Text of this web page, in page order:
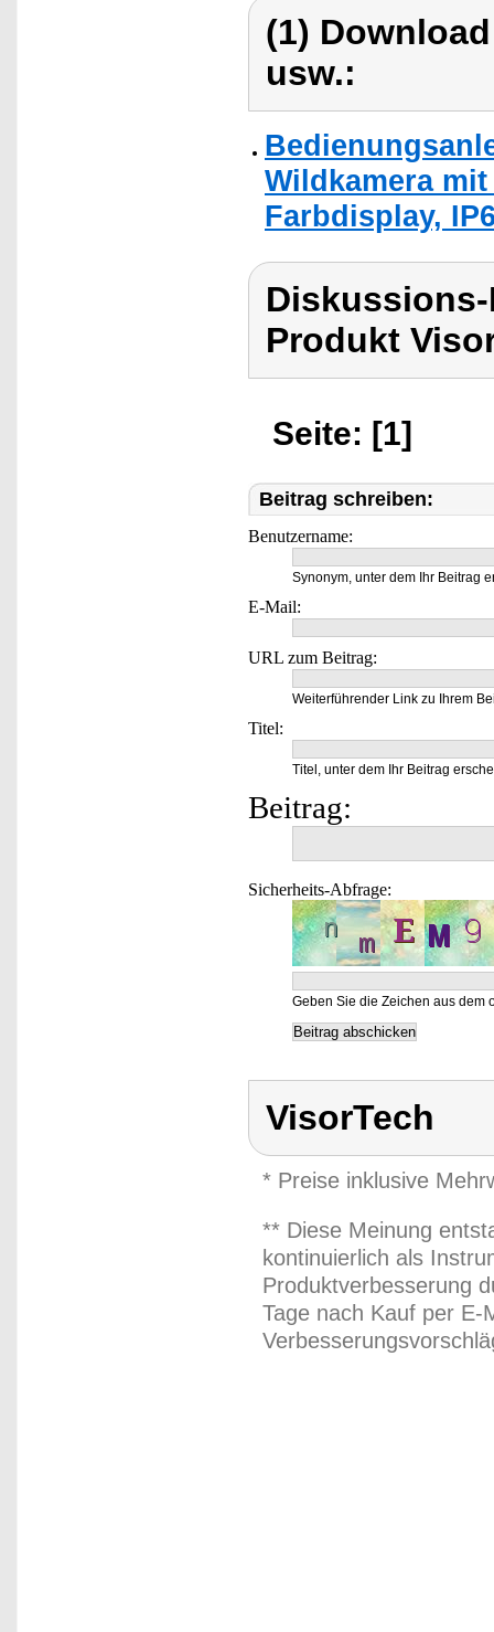
(1)
usw.:
Wildkamera
Farbdisplay,
Produkt
Seite: [1]
Beitrag schreiben:
Benutzername:
Synonym, unter dem Ihr Beitrag
E-Mail:
URL zum Beitrag:
Weiterführender Link zu Ihrem
Titel:
Titel, unter dem Ihr Beitrag
Beitrag:
Sicherheits-Abfrage:
Geben Sie die Zeichen aus dem
VisorTech
* Preise inklusive
** Diese Meinung
kontinuierlich als
Produktverbesserung
Tage nach Kauf per E-